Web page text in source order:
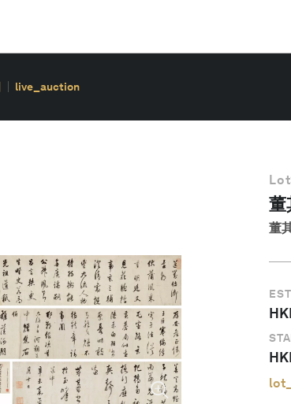
live_auction
Lot
董
董